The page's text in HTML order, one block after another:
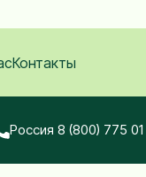
Контакты
Россия 8 (800) 775 01